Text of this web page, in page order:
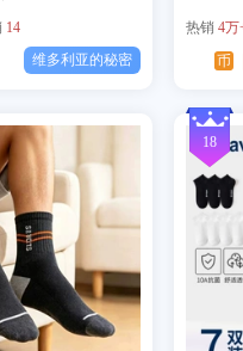
14
维多利亚的秘密
热销 4万
币
18